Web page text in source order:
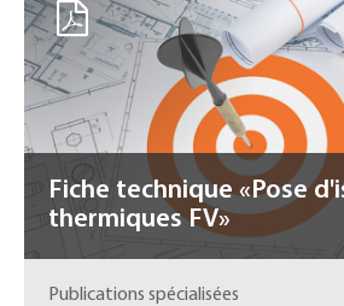
Fiche technique «Pose
thermiques FV»
Publications spécialisées